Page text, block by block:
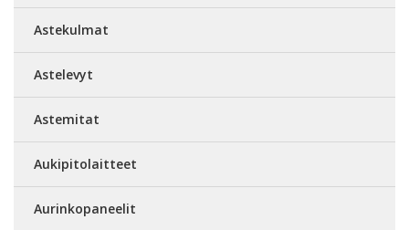
Astekulmat
Astelevyt
Astemitat
Aukipitolaitteet
Aurinkopaneelit